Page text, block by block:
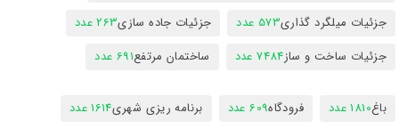
جزئیات میلگرد گذاری573 عدد جزئیات جاده سازی263 عدد
جزئیات ساخت و ساز7484 عدد ساختمان مرتفع691 عدد
باغ1810 عدد فرودگاه609 عدد برنامه ریزی شهری1614 عدد